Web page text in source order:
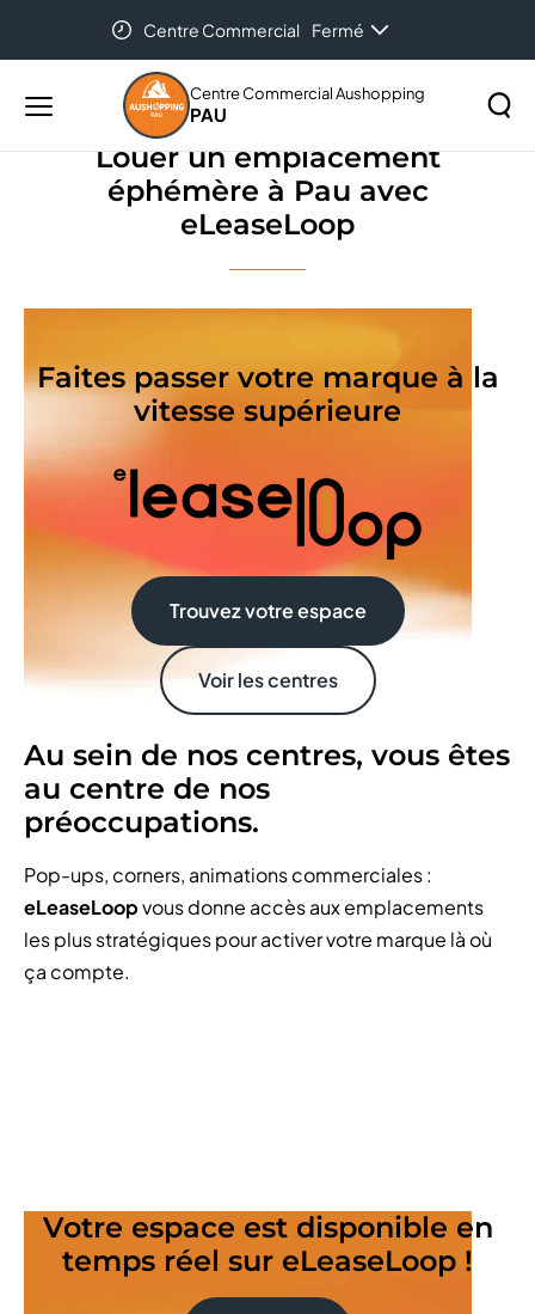
Centre Commercial Fermé
Menu
principal
Centre Commercial Aushopping
PAU
Rechercher
Louer un emplacement éphémère à Pau avec
Louer un emplacement
éphémère à Pau avec
eLeaseLoop
Faites passer votre marque à la
vitesse supérieure
Trouvez votre espace
Voir les centres
Au sein de nos centres, vous êtes
au centre de nos
préoccupations.
Pop-ups, corners, animations commerciales :
eLeaseLoopvous donne accès aux emplacements
les plus stratégiques pour activer votre marque là où
ça compte.
Votre espace est disponible en
temps réel sur eLeaseLoop !